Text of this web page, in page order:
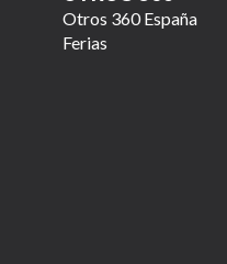
Otros 360 España
Ferias